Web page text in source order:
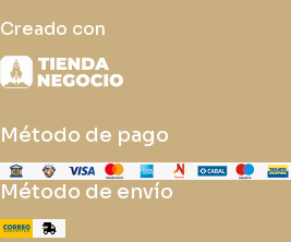
Creado con
Método de pago
Método de envío